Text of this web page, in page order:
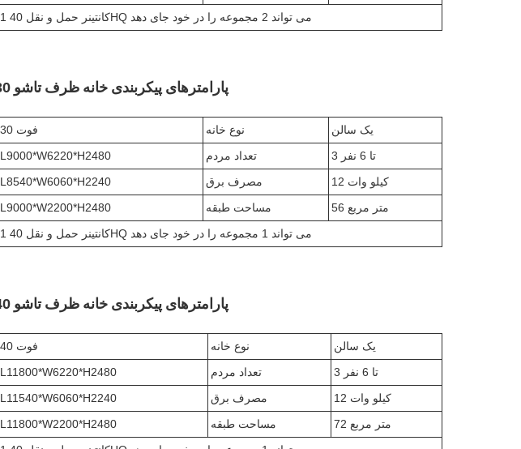
1 کانتینر حمل و نقل 40HQ می تواند 2 مجموعه را در خود جای دهد
پارامترهای پیکربندی خانه ظرف تاشو 30 فوتی
30 فوت نوع خانه
یک سالن
L9000*W6220*H2480 تعداد مردم
3 تا 6 نفر
L8540*W6060*H2240 مصرف برق
12 کیلو وات
L9000*W2200*H2480 مساحت طبقه
56 متر مربع
1 کانتینر حمل و نقل 40HQ می تواند 1 مجموعه را در خود جای دهد
پارامترهای پیکربندی خانه ظرف تاشو 40 فوتی
40 فوت نوع خانه
یک سالن
L11800*W6220*H2480 تعداد مردم
3 تا 6 نفر
L11540*W6060*H2240 مصرف برق
12 کیلو وات
L11800*W2200*H2480 مساحت طبقه
72 متر مربع